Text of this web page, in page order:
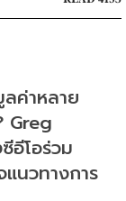
ค่าหลาย
Greg
อีโอร่วม
แนวทางการ